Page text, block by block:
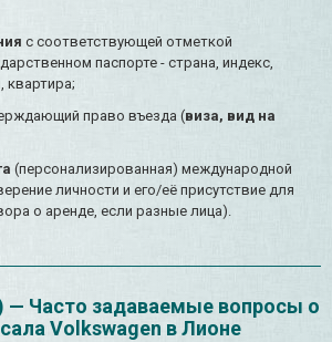
с соответствующей отметкой
паспорте - страна, индекс,
квартира;
право въезда (виза, вид на
(персонализированная) международной
личности и его/её присутствие для
о аренде, если разные лица).
— Часто задаваемые вопросы о
Volkswagen в Лионе